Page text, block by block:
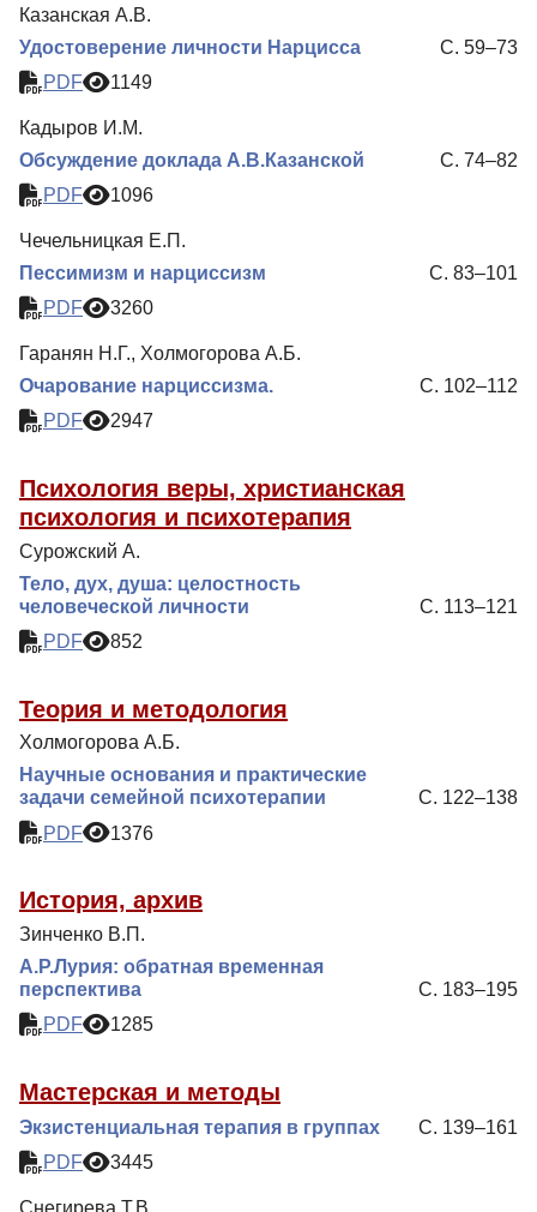
Казанская А.В.
Удостоверение личности Нарцисса
С. 59–73
PDF
1149
Кадыров И.М.
Обсуждение доклада А.В.Казанской
С. 74–82
PDF
1096
Чечельницкая Е.П.
Пессимизм и нарциссизм
С. 83–101
PDF
3260
Гаранян Н.Г., Холмогорова А.Б.
Очарование нарциссизма.
С. 102–112
PDF
2947
Психология веры, христианская
психология и психотерапия
Сурожский А.
Тело, дух, душа: целостность
человеческой личности
С. 113–121
PDF
852
Теория и методология
Холмогорова А.Б.
Научные основания и практические
задачи семейной психотерапии
С. 122–138
PDF
1376
История, архив
Зинченко В.П.
А.Р.Лурия: обратная временная
перспектива
С. 183–195
PDF
1285
Мастерская и методы
Экзистенциальная терапия в группах
С. 139–161
PDF
3445
Снегирева Т.В.